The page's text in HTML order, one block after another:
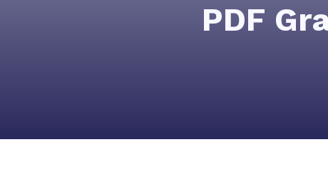
PDF